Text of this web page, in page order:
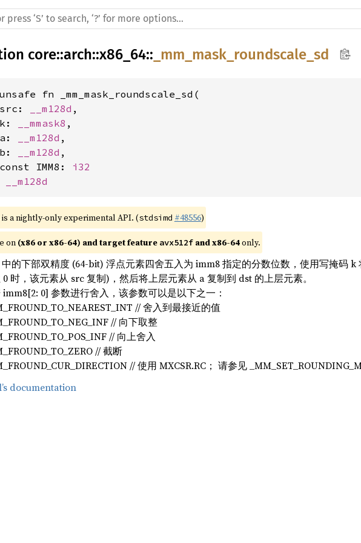
core::arch::x86_64:: _mm_mask_roundscale_sd
fn _mm_mask_roundscale_sd(
__m128d ,
__mmask8 ,
__m128d ,
__m128d ,
IMM8:
i32
__m128d
is a nightly-only experimental API. (stdsimd #48556)
on (x86 or x86-64) and target feature avx512f and x86-64 only.
的下部双精度 (64-bit) 浮点元素四舍五入为 imm8 指定的分数位数，使用写掩码
0 时，该元素从 src 复制)，然后将上层元素从 a 复制到 dst 的上层元素。
imm8[2: 0] 参数进行舍入，该参数可以是以下之一：
// 舍入到最接近的值
// 向下取整
// 向上舍入
// 截断
// 使用 MXCSR.RC； 请参见
documentation